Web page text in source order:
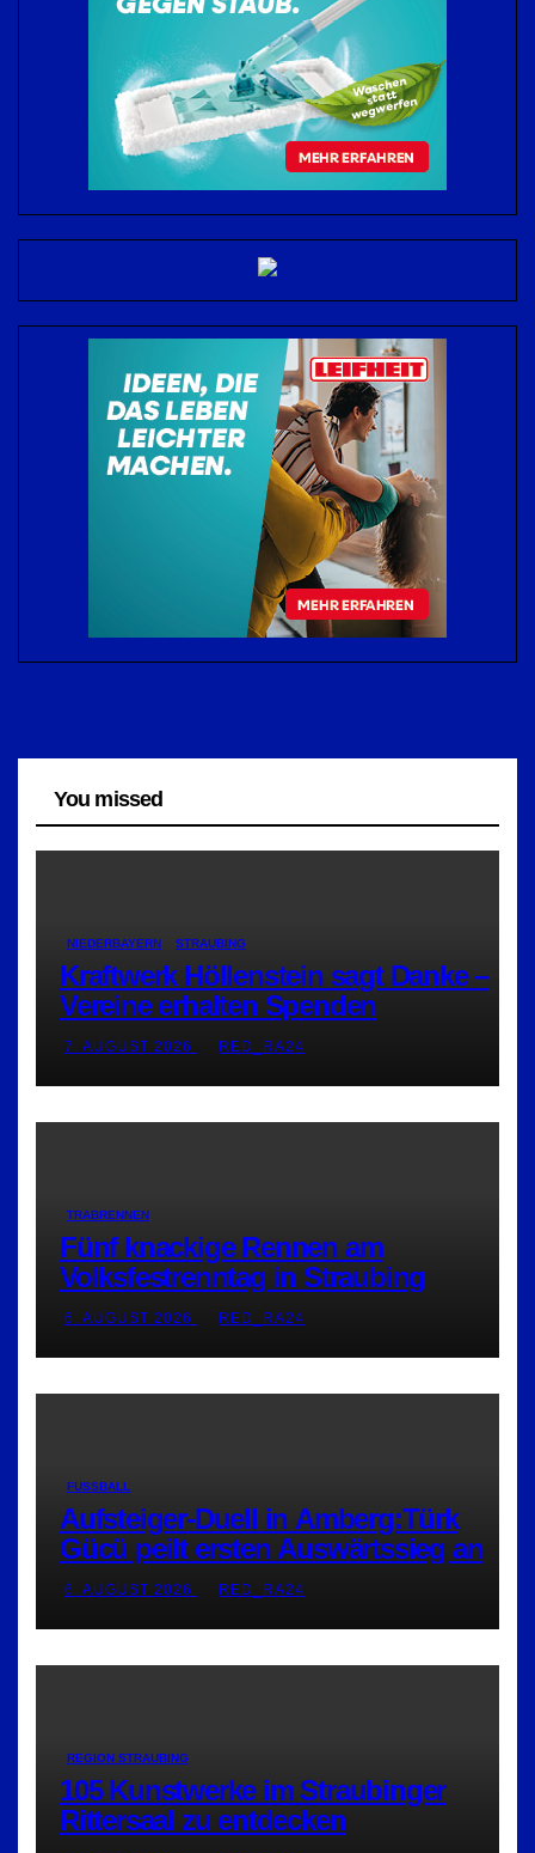
You missed
NIEDERBAYERN STRAUBING
Kraftwerk Höllenstein sagt Danke –
Vereine erhalten Spenden
7. AUGUST 2026 RED_RA24
TRABRENNEN
Fünf knackige Rennen am
Volksfestrenntag in Straubing
6. AUGUST 2026 RED_RA24
FUSSBALL
Aufsteiger-Duell in Amberg:Türk
Gücü peilt ersten Auswärtssieg an
6. AUGUST 2026 RED_RA24
REGION STRAUBING
105 Kunstwerke im Straubinger
Rittersaal zu entdecken